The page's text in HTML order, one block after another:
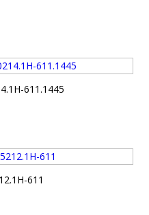
611.1445
611